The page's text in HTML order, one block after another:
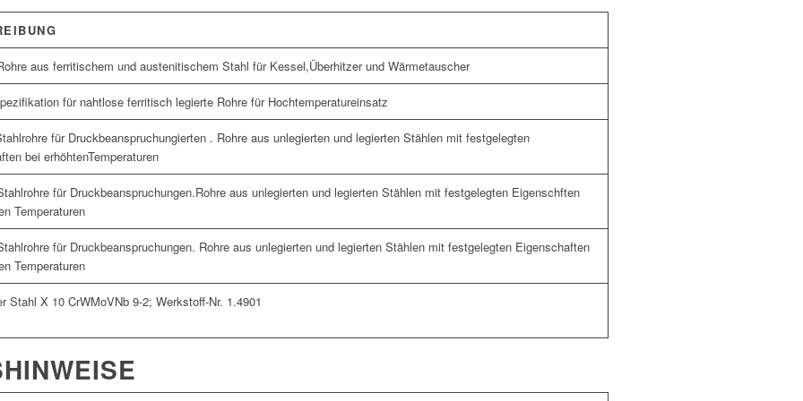
aus ferritischem und austenitischem Stahl für Kessel,Überhitzer und Wärmetauscher
für nahtlose ferritisch legierte Rohre für Hochtemperatureinsatz
für Druckbeanspruchungierten . Rohre aus unlegierten und legierten Stählen mit festgelegten
bei erhöhtenTemperaturen
für Druckbeanspruchungen.Rohre aus unlegierten und legierten Stählen mit festgelegten Eigenschften
Temperaturen
für Druckbeanspruchungen. Rohre aus unlegierten und legierten Stählen mit festgelegten Eigenschaften
Temperaturen
Stahl X 10 CrWMoVNb 9-2; Werkstoff-Nr. 1.4901